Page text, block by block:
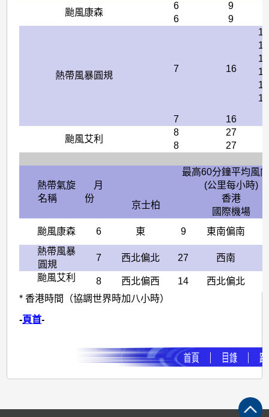
颱風康森
6
9
6
9
熱帶風暴圓規
7 16
7
16
颱風艾利
8
27
8
27
熱帶氣旋
名稱
月
份
最高60分鐘平均風
(公里每小時)
京士柏
香港
國際機場
颱風康森
6 東 9 東南偏南
熱帶風暴
圓規
7 西北偏北 27 西南
颱風艾利
8 西北偏西 14 西北偏北
* 香港時間（協調世界時加八小時）
-頁首-